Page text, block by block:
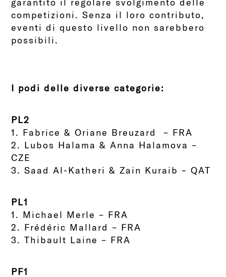
garantito il regolare svolgimento delle
competizioni. Senza il loro contributo,
eventi di questo livello non sarebbero
possibili.
I podi delle diverse categorie:
PL2
1. Fabrice & Oriane Breuzard – FRA
2. Lubos Halama & Anna Halamova –
CZE
3.Saad Al-Katheri & Zain Kuraib – QAT
PL1
1. Michael Merle – FRA
2. Frédéric Mallard – FRA
3.Thibault Laine – FRA
PF1